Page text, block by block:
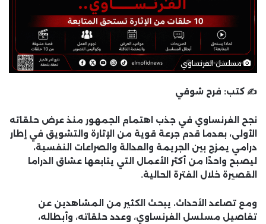
مسلسل الفرنساوي
✍️ كتب: فرح شوقي
نجح الفرنساوي في جذب اهتمام الجمهور منذ عرض حلقاته
الأولى، بعدما قدم جرعة قوية من الإثارة والتشويق في إطار
درامي يمزج بين الجريمة والعدالة والصراعات النفسية،
ليصبح واحدًا من أكثر الأعمال التي يتابعها عشاق الدراما
القصيرة خلال الفترة الحالية.
ومع تصاعد الأحداث، يبحث الكثير من المشاهدين عن
تفاصيل مسلسل الفرنساوي، وعدد حلقاته، وأبطاله،